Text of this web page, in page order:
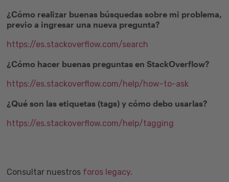
¿Cómo realizar buenas búsquedas sobre mi problema,
previo a ingresar una nueva pregunta?
https://es.stackoverflow.com/search
¿Cómo hacer buenas preguntas en StackOverflow?
https://es.stackoverflow.com/help/how-to-ask
¿Qué son las etiquetas (tags) y cómo debo usarlas?
https://es.stackoverflow.com/help/tagging
Consultar nuestros foros legacy.